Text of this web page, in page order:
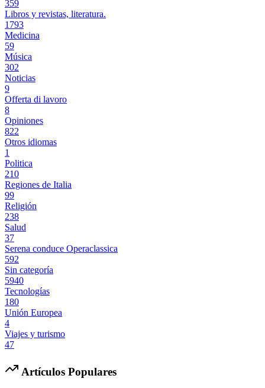
359
Libros y revistas, literatura.
1793
Medicina
59
Música
302
Noticias
9
Offerta di lavoro
8
Opiniones
822
Otros idiomas
1
Politica
210
Regiones de Italia
99
Religión
238
Salud
37
Serena conduce Operaclassica
592
Sin categoría
5940
Tecnologías
180
Unión Europea
4
Viajes y turismo
47
Artículos Populares